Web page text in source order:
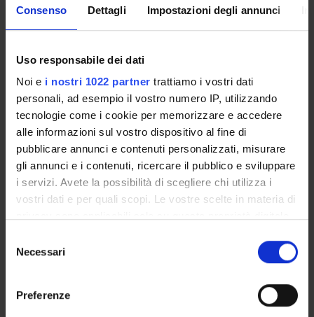
Consenso Dettagli Impostazioni degli annunci
Uso responsabile dei dati
Noi e i nostri 1022 partner trattiamo i vostri dati
personali, ad esempio il vostro numero IP, utilizzando
tecnologie come i cookie per memorizzare e accedere
alle informazioni sul vostro dispositivo al fine di
pubblicare annunci e contenuti personalizzati, misurare
gli annunci e i contenuti, ricercare il pubblico e sviluppare
i servizi. Avete la possibilità di scegliere chi utilizza i
vostri dati e per quali scopi. Le vostre scelte in materia di
modificare o revocare il proprio consenso in qualsiasi
momento dalla Dichiarazione sui cookie o facendo clic
delNecessari
Preferenze
ANNOUNCEMENTS
ORGANISATION
GOVERNANCE
COMMITTEES
DEPARTMENT ADMINISTRATION OFFICES
STUDENT ADMINISTRATION OFFICES